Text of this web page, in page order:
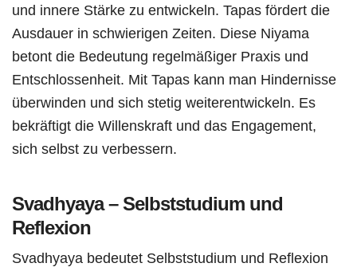
und innere Stärke zu entwickeln. Tapas fördert die
Ausdauer in schwierigen Zeiten. Diese Niyama
betont die Bedeutung regelmäßiger Praxis und
Entschlossenheit. Mit Tapas kann man Hindernisse
überwinden und sich stetig weiterentwickeln. Es
bekräftigt die Willenskraft und das Engagement,
sich selbst zu verbessern.
Svadhyaya – Selbststudium und
Reflexion
Svadhyaya bedeutet Selbststudium und Reflexion